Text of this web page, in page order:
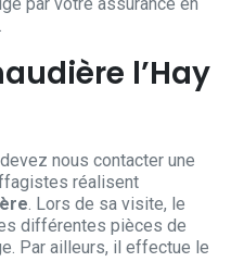
l’Hay
nous contacter une
réalisent
. Lors de sa visite, le
différentes pièces de
Par ailleurs, il effectue le